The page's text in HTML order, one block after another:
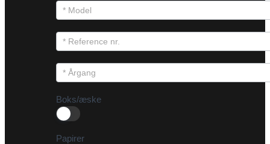
Boks/æske
Papirer